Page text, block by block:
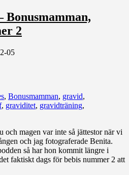
Bonusmamman,
2
05
, Bonusmamman, gravid,
, graviditet, gravidträning,
och magen var inte så jättestor när vi
och jag fotograferade Benita.
så har hon kommit längre i
faktiskt dags för bebis nummer 2 att